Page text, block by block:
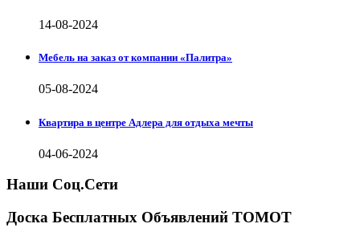
14-08-2024
Мебель на заказ от компании «Палитра»
05-08-2024
Квартира в центре Адлера для отдыха мечты
04-06-2024
Наши Соц.Сети
Доска Бесплатных Объявлений ТОМОТ